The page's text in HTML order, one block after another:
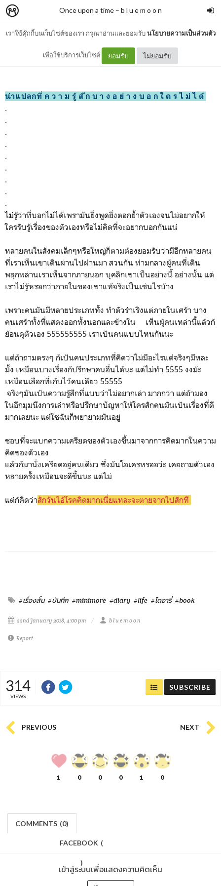
เราใช้คุ๊กกี้บนเว็บไซต์ของเรา กรุณาอ่านและยอมรับนโยบายความเป็นส่วนตัว
เพื่อใช้บริการเว็บไซต์ ยอมรับ ไม่ยอมรับ
Once upon a time – b l u e m o o n
ค ว า ม รู้ ส ึก บ า ง อ ย่ า ง
น่าแปลกที่ ค ว า ม รู้ ส ึก บ า ง อ ย่ า ง บ อ ก ใ ค ร ไ ม่ ไ ด้
.
.
.
.
.
.
.
.
.
ไม่รู้ว่าที่บอกไม่ได้เพรามันยิ่งพูดยิ่งตอกย้ำตัวเองจนไม่อยากให้
ใครรับรู้เรื่องของตัวเองหรือไม่คิดที่จะอยากบอกกันแน่
หลายคนในสังคมเล็กๆหรือใหญ่ก็ตามต้องยอมรับว่ามีอีกหลายคน
ที่เราเห็นเขาเดินผ่านไปผ่านมา สวนกัน ท่ามกลางผู้คนที่เดิน
พลุกพล่านเราเห็นจากภายนอก บุคลิกเขาเป็นอย่างนี้ อย่างนั้น แต่
เราไม่รู้หรอกว่าภายในของเขาแท้จริงเป็นเช่นไรบ้าง
เพราะคนมันมีหลายประเภททั้ง ทำตัวร่าเริงแต่ภายในเศร้า บาง
คนเศร้าทั้งที่แสดงออกทั้งนอกและข้างใน เห็นผุ้คนเหล่านี้แล้วก้
ย้อนดุตัวเอง 555555555 เราเป้นคนแบบไหนกันนะ
แต่ถ้าถามตรงๆ ก้เป้นคนประเภทที่คิดว่าไม่มีอะไรแต่จริงๆมีหละ
มั้ง เหมือนบางเรื่องก้ปรึกษาคนอื่นได้นะ แต่ไม่ทำ 5555 งงม้ะ
เหมือนเลือกที่เก้บไว้คนเดียว 55555
จริงๆมันเป้นความรู้สึกที่แบบว่าไม่อยากเล่า มากกว่า แต่ถ้ามอง
ในอีกมุมนึงการเล่าหรือปรึกษาปัญหาให้ใครสักคนมันเป้นเรื่องที่ดี
มากเลยนะ แต่ใช่ฉันก็พยายามมันอยู่
ชอบที่จะแบกความเครียดของตัวเองขึ้นมาจากการคิดมากในความ
คิดของตัวเอง
แล้วก้มานั่งเครียดอยู่คนเดียว ซึ่งมันโอเครหรออว่ะ เคยถามตัวเอง
หลายครั้งเหมือนจะดีขึ้นนะ แต่ไม่
แต่ก้คิดว่าสักวันไอ้โรคคิดมากเนี่ยแหละจะตายจากไปสักที
#เรื่องสั้น #บันทึก #minimore #diary #life #ไดอารี่ #book
22nd January 2018, 4:00 pm b l u e m o o n
Report
314
VIEWS
SUBSCRIBE
PREVIOUS NEXT
1 0 0 0 1 0
COMMENTS (0)
FACEBOOK (
)
เข้าสู่ระบบเพื่อแสดงความคิดเห็น